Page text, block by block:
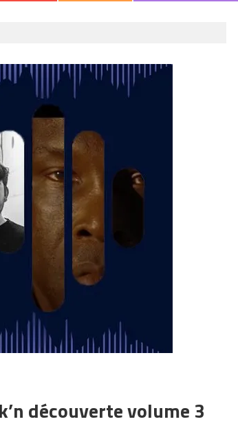
découverte volume 3